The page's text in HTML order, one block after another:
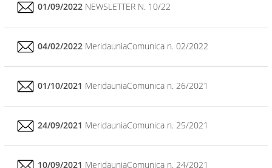
01/09/2022 NEWSLETTER N. 10/22
04/02/2022 MeridauniaComunica n. 02/2022
01/10/2021 MeridauniaComunica n. 26/2021
24/09/2021 MeridauniaComunica n. 25/2021
10/09/2021 MeridauniaComunica n. 24/2021